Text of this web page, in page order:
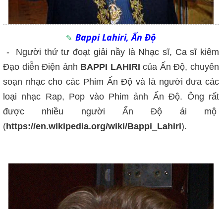
Bappi Lahiri, Ấn Độ
- Người thứ tư đoạt giải nầy là Nhạc sĩ, Ca sĩ kiêm
Đạo diễn Điện ảnh BAPPI LAHIRI của Ấn Độ, chuyên
soạn nhạc cho các Phim Ấn Độ và là người đưa các
loại nhạc Rap, Pop vào Phim ảnh Ấn Độ. Ông rất
được nhiều người Ấn Độ ái mộ
(https://en.wikipedia.org/wiki/Bappi_Lahiri).